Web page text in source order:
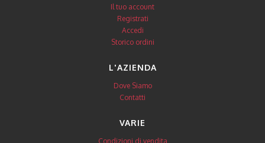
Il tuo account
Registrati
Accedi
Storico ordini
L'AZIENDA
Dove Siamo
Contatti
VARIE
Condizioni di vendita